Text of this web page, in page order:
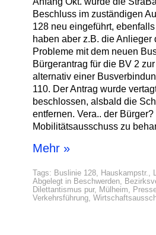
Beschluss im zuständigen
128 neu eingeführt,
haben aber z.B. die
Probleme mit dem neuen
Bürgerantrag für die BV 2
alternativ einer
110. Der Antrag wurde
beschlossen, alsbald die
entfernen. Vera.. der
Mobilitätsausschuss zu
Mehr »
Tags: Buslinie 128, Hauskampstr.,
Abgelegt in Beschwerden,
Dilettantismus pur, Mülheim,
Verkehrsführung,